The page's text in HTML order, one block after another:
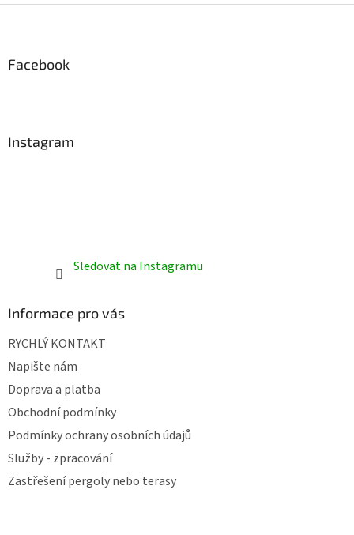
Facebook
Instagram
Sledovat na Instagramu
Informace pro vás
RYCHLÝ KONTAKT
Napište nám
Doprava a platba
Obchodní podmínky
Podmínky ochrany osobních údajů
Služby - zpracování
Zastřešení pergoly nebo terasy